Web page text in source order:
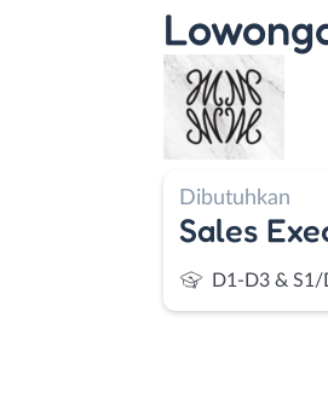
Dibutuhkan
Sales
D1-D3 & S1/